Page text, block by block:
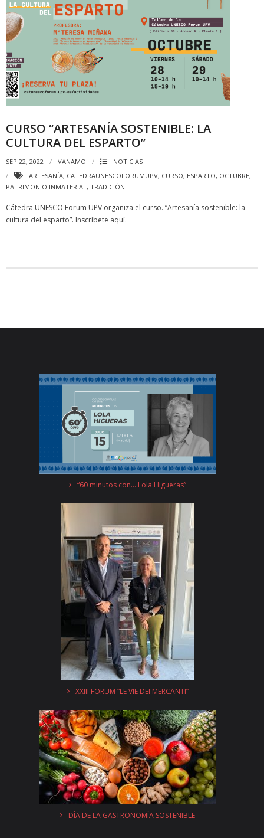
CURSO “ARTESANÍA SOSTENIBLE: LA
CULTURA DEL ESPARTO”
SEP 22, 2022 VANAMO
NOTICIAS
ARTESANÍA, CATEDRAUNESCOFORUMUPV, CURSO, ESPARTO, OCTUBRE,
PATRIMONIO INMATERIAL, TRADICIÓN
Cátedra UNESCO Forum UPV organiza el curso. “Artesanía sostenible: la
cultura del esparto”. Inscríbete aquí.
“60 minutos con… Lola Higueras”
XXIII FORUM “LE VIE DEI MERCANTI”
DÍA DE LA GASTRONOMÍA SOSTENIBLE